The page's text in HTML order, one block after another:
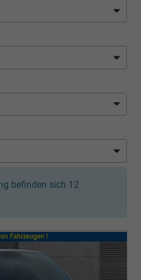
befinden sich 12